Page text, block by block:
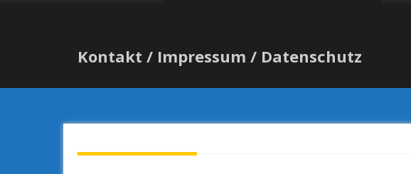
Kontakt / Impressum / Datenschutz